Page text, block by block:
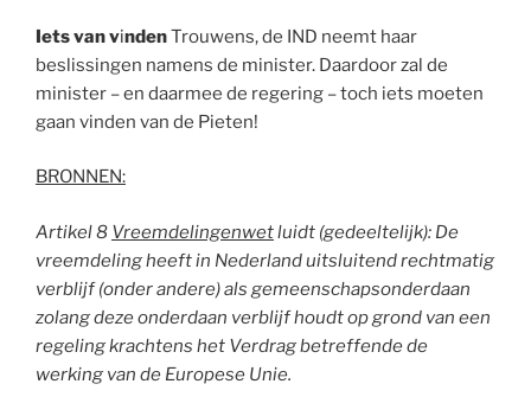
Iets van vindenTrouwens, de IND neemt haar
beslissingen namens de minister. Daardoor zal de
minister – en daarmee de regering – toch iets moeten
gaan vinden van de Pieten!
BRONNEN:
Artikel 8 Vreemdelingenwetluidt (gedeeltelijk): De
vreemdeling heeft in Nederlanduitsluitendrechtmatig
verblijf (onder andere)als gemeenschapsonderdaan
zolang deze onderdaan verblijf houdt op grond van een
regeling krachtens het Verdrag betreffende de
werking van de Europese Unie.